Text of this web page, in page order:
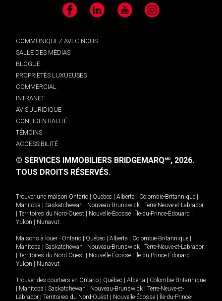
Facebook LinkedIn YouTube Instagram
COMMUNIQUEZ AVEC NOUS
SALLE DES MÉDIAS
BLOGUE
PROPRIÉTÉS LUXUEUSES
COMMERCIAL
INTRANET
AVIS JURIDIQUE
CONFIDENTIALITÉ
TÉMOINS
ACCESSIBILITÉ
© SERVICES IMMOBILIERS BRIDGEMARQMD, 2026.
TOUS DROITS RÉSERVÉS.
Trouver une maison Ontario | Québec | Alberta | Colombie-Britannique |
Manitoba | Saskatchewan | Nouveau-Brunswick | Terre-Neuve-et-Labrador
| Territoires du Nord-Ouest | Nouvelle-Écosse | Île-du-Prince-Édouard |
Yukon | Nunavut.
Maisons à louer - Ontario | Québec | Alberta | Colombie-Britannique |
Manitoba | Saskatchewan | Nouveau-Brunswick | Terre-Neuve-et-Labrador
| Territoires du Nord-Ouest | Nouvelle-Écosse | Île-du-Prince-Édouard |
Yukon | Nunavut.
Trouver des courtiers en Ontario | Québec | Alberta | Colombie-Britannique
| Manitoba | Saskatchewan | Nouveau-Brunswick | Terre-Neuve-et-
Labrador | Territoires du Nord-Ouest | Nouvelle-Écosse | Île-du-Prince-